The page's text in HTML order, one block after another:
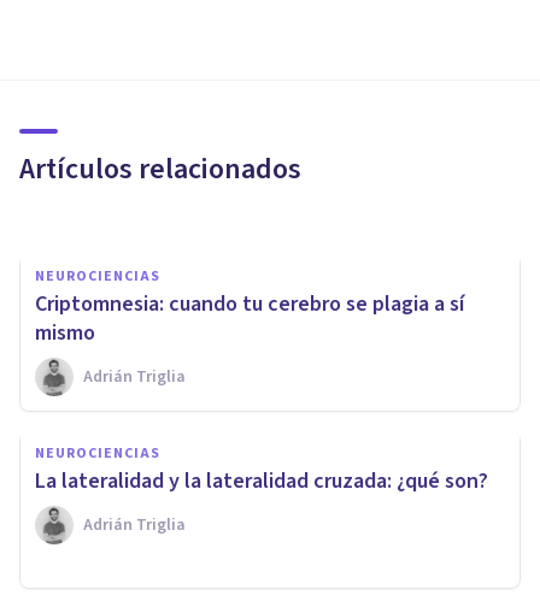
Artículos relacionados
cerebro”: ¿mito o realidad?
NEUROCIENCIAS
​Criptomnesia: cuando tu cerebro se plagia a sí
mismo
Adrián Triglia
NEUROCIENCIAS
La lateralidad y la lateralidad cruzada: ¿qué son?
Adrián Triglia
7 documentales que hablan
sobre el cerebro humano